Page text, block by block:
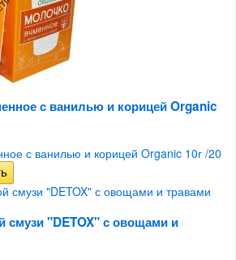
с ванилью и корицей Organic
с ванилью и корицей Organic 10г /20
смузи "DETOX" с овощами и